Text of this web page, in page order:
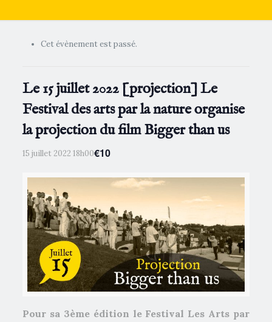
Cet évènement est passé.
Le 15 juillet 2022 [projection] Le
Festival des arts par la nature organise
la projection du film Bigger than us
15 juillet 2022 18h00€10
Pour sa 3ème édition le Festival Les Arts par